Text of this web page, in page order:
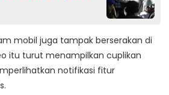
mobil juga tampak berserakan di
itu turut menampilkan cuplikan
notifikasi fitur